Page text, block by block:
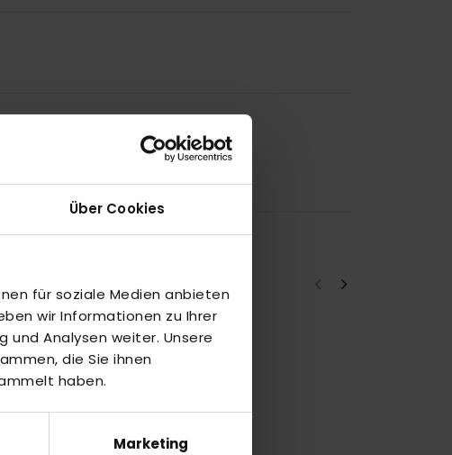
Über Cookies
für soziale Medien anbieten
wir Informationen zu Ihrer
und Analysen weiter. Unsere
die Sie ihnen
haben.
Marketing